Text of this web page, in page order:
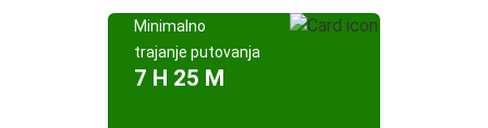
Minimalno
trajanje putovanja
7 H 25 M